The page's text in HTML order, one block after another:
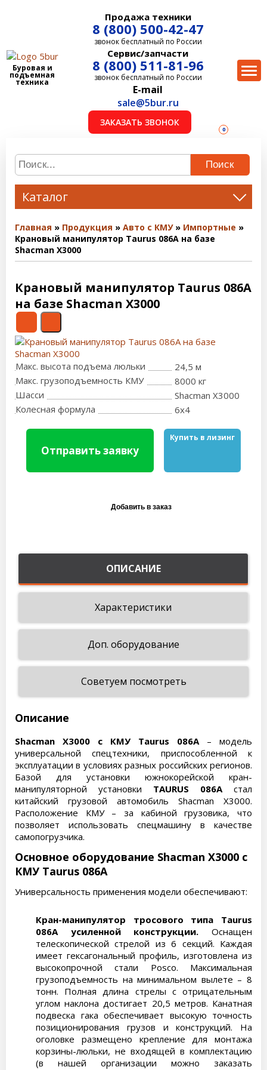
Буровая и
подъемная
техника
Продажа техники
8 (800) 500-42-47
звонок бесплатный по России
Сервис/запчасти
8 (800) 511-81-96
звонок бесплатный по России
E-mail
sale@5bur.ru
ЗАКАЗАТЬ ЗВОНОК
0
Поиск
Каталог
Главная Продукция Авто с КМУ
Импортные
Крановый манипулятор Taurus 086А на базе
Shacman X3000
Крановый манипулятор Taurus 086А
на базе Shacman X3000
Макс. высота подъема люльки
24,5 м
Макс. грузоподъемность КМУ
8000 кг
Шасси
Shacman X3000
Колесная формула
6x4
Отправить заявку
Купить в лизинг
ОПИСАНИЕ
Характеристики
Доп. оборудование
Советуем посмотреть
Описание
Shacman X3000 с КМУ Taurus 086А– модель
универсальной спецтехники, приспособленной к
эксплуатации в условиях разных российских регионов.
Базой для установки южнокорейской кран-
манипуляторной установки TAURUS 086Aстал
китайский грузовой автомобиль Shacman X3000.
Расположение КМУ – за кабиной грузовика, что
позволяет использовать спецмашину в качестве
самопогрузчика.
Основное оборудование Shacman X3000 с
КМУ Taurus 086А
Универсальность применения модели обеспечивают:
Кран-манипулятор тросового типа Taurus
086А усиленной конструкции. Оснащен
телескопической стрелой из 6 секций. Каждая
имеет гексагональный профиль, изготовлена из
высокопрочной стали Posco. Максимальная
грузоподъемность на минимальном вылете – 8
тонн. Полная длина стрелы с отрицательным
углом наклона достигает 20,5 метров. Канатная
подвеска гака обеспечивает высокую точность
позиционирования грузов и конструкций. На
оголовке размещено крепление для монтажа
корзины-люльки, не входящей в комплектацию
(в нашей организации можно заказать